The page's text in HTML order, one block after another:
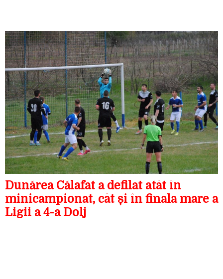
Dunărea Călafat a defilat atât în
minicampionat, cât și în finala mare a
Ligii a 4-a Dolj